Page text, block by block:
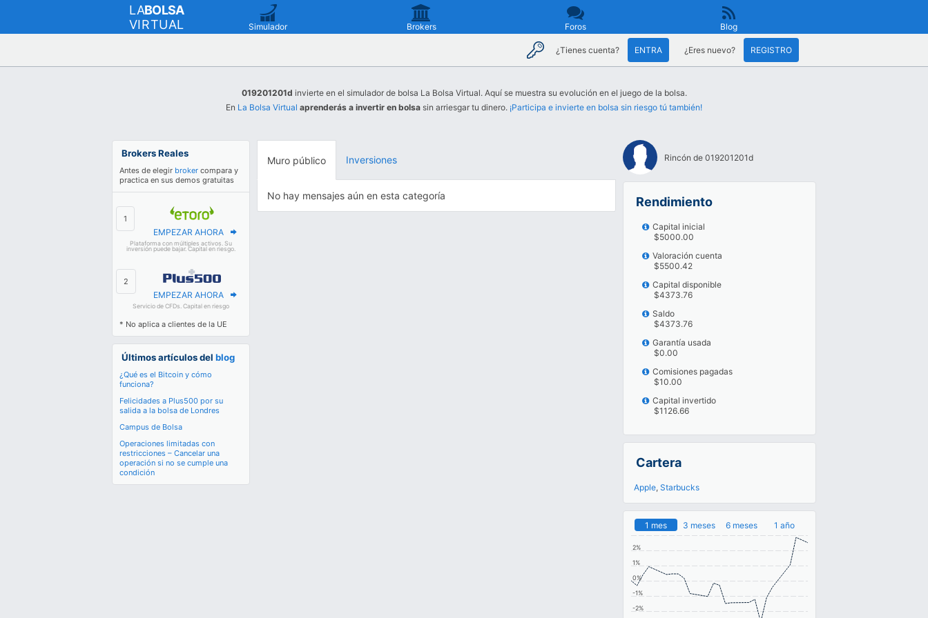
LABOLSA
VIRTUAL
Simulador Brokers Foros Blog
¿Tienes cuenta? ENTRA ¿Eres nuevo? REGISTRO
019201201d invierte en el simulador de bolsa La Bolsa Virtual. Aquí se muestra su evolución en el juego de la bolsa.
En La Bolsa Virtual aprenderás a invertir en bolsa sin arriesgar tu dinero. ¡Participa e invierte en bolsa sin riesgo tú también!
Brokers Reales
Antes de elegir broker compara y
practica en sus demos gratuitas
EMPEZAR AHORA
Plataforma con múltiples activos. Su
inversión puede bajar. Capital en riesgo.
EMPEZAR AHORA
Servicio de CFDs. Capital en riesgo
* No aplica a clientes de la UE
Últimos artículos delblog
¿Qué es el Bitcoin y cómo
funciona?
Felicidades a Plus500 por su
salida a la bolsa de Londres
Campus de Bolsa
Operaciones limitadas con
restricciones – Cancelar una
operación si no se cumple una
condición
Muro público Inversiones
No hay mensajes aún en esta categoría
Rincón de 019201201d
Rendimiento
Capital inicial
$5000.00
Valoración cuenta
$5500.42
Capital disponible
$4373.76
Saldo
$4373.76
Garantía usada
$0.00
Comisiones pagadas
$10.00
Capital invertido
$1126.66
Cartera
Apple, Starbucks
-2%
-1%
0%
1%
2%
1 mes 3 meses 6 meses 1 año